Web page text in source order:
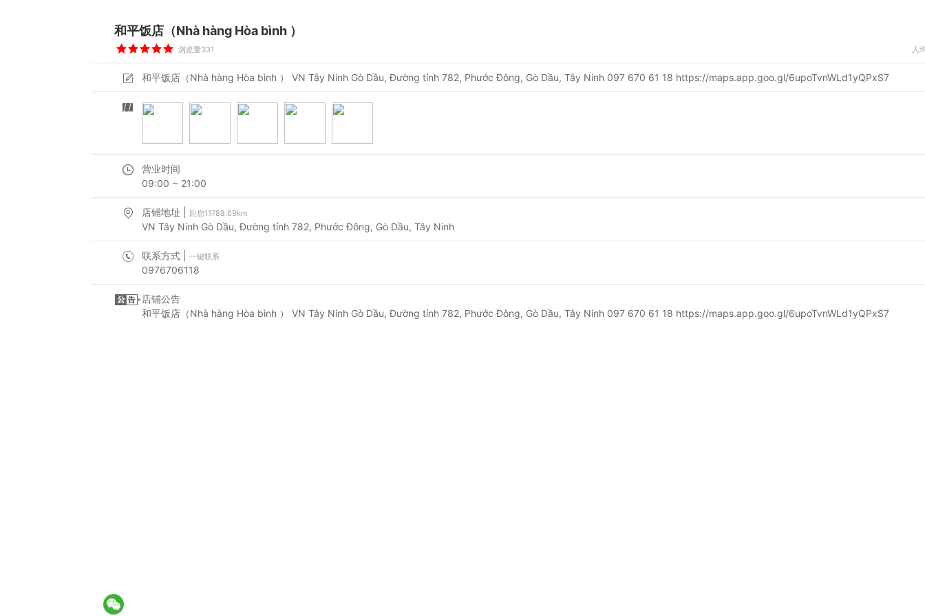
和平饭店（Nhà hàng Hòa bình ）
浏览量331 人
和平饭店（Nhà hàng Hòa bình ） VN Tây Ninh Gò Dầu, Đường tỉnh 782, Phước Đông, Gò Dầu, Tây Ninh 097 670 61 18 https://maps.app.goo.gl/6upoTvnWLd1yQPxS7
营业时间
09:00 ~ 21:00
店铺地址 | 距您11788.69km
VN Tây Ninh Gò Dầu, Đường tỉnh 782, Phước Đông, Gò Dầu, Tây Ninh
联系方式 | 一键联系
0976706118
店铺公告
和平饭店（Nhà hàng Hòa bình ） VN Tây Ninh Gò Dầu, Đường tỉnh 782, Phước Đông, Gò Dầu, Tây Ninh 097 670 61 18 https://maps.app.goo.gl/6upoTvnWLd1yQPxS7